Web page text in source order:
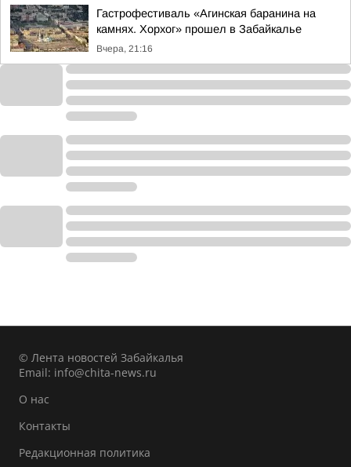
Гастрофестиваль «Агинская баранина на
камнях. Хорхог» прошел в Забайкалье
Вчера, 21:16
© Лента новостей Забайкалья
Email: info@chita-news.ru
О нас
Контакты
Редакционная политика